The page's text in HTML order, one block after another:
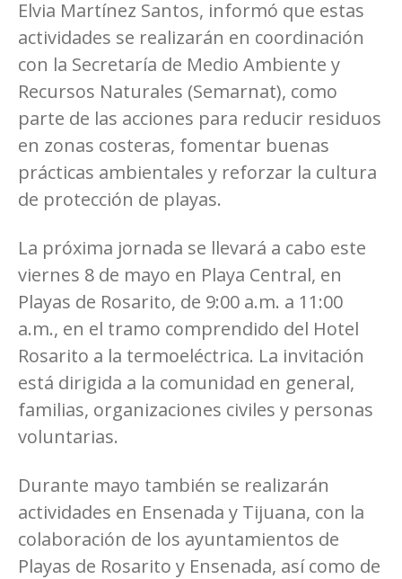
Elvia Martínez Santos, informó que estas
actividades se realizarán en coordinación
con la Secretaría de Medio Ambiente y
Recursos Naturales (Semarnat), como
parte de las acciones para reducir residuos
en zonas costeras, fomentar buenas
prácticas ambientales y reforzar la cultura
de protección de playas.
La próxima jornada se llevará a cabo este
viernes 8 de mayo en Playa Central, en
Playas de Rosarito, de 9:00 a.m. a 11:00
a.m., en el tramo comprendido del Hotel
Rosarito a la termoeléctrica. La invitación
está dirigida a la comunidad en general,
familias, organizaciones civiles y personas
voluntarias.
Durante mayo también se realizarán
actividades en Ensenada y Tijuana, con la
colaboración de los ayuntamientos de
Playas de Rosarito y Ensenada, así como de